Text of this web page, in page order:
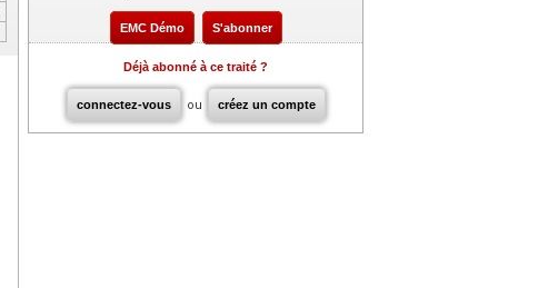
EMC Démo S'abonner
Déjà abonné à ce traité ?
connectez-vous ou créez un compte